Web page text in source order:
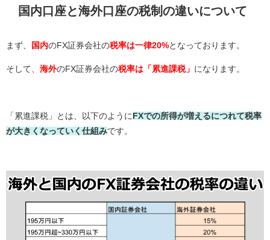
国内口座と海外口座の税制の違いについて
まず、 国内のFX証券会社の税率は一律20% となっております。
そして、 海外のFX証券会社の税率は 「累進課税」 になります。
「累進課税」とは、以下のように FXでの所得が増えるにつれて税率
が大きくなっていく仕組みです。